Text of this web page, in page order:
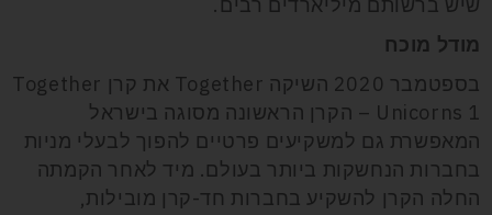
שיש ברשותם מיליארדים רבים.
מודל מוכח
בספטמבר 2020 השיקה Together את קרן Together
Unicorns 1 – הקרן הראשונה מסוגה בישראל
המאפשרת גם למשקיעים פרטיים להפוך לבעלי מניות
בחברות הנחשקות ביותר בעולם. מיד לאחר הקמתה
החלה הקרן להשקיע בחברות חד-קרן מובילות,